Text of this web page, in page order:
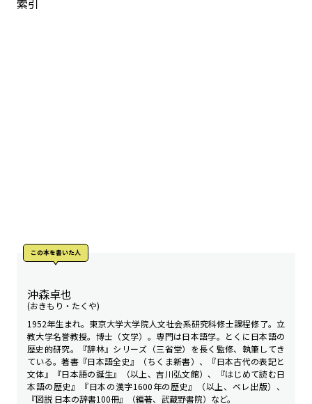
索引
この本を書いた人
沖森卓也
(おきもり・たくや)
1952年生まれ。東京大学大学院人文社会系研究科修士課程修了。立
教大学名誉教授。博士（文学）。専門は日本語学。とくに日本語の
歴史的研究。『辞林』シリーズ（三省堂）を長く監修、執筆してき
ている。著書『日本語全史』（ちくま新書）、『日本古代の表記と
文体』『日本語の誕生』（以上、吉川弘文館）、『はじめて読む日
本語の歴史』『日本の漢字――1600年の歴史』（以上、ベレ出版）、
『図説 日本の辞書100冊』（編著、武蔵野書院）など。